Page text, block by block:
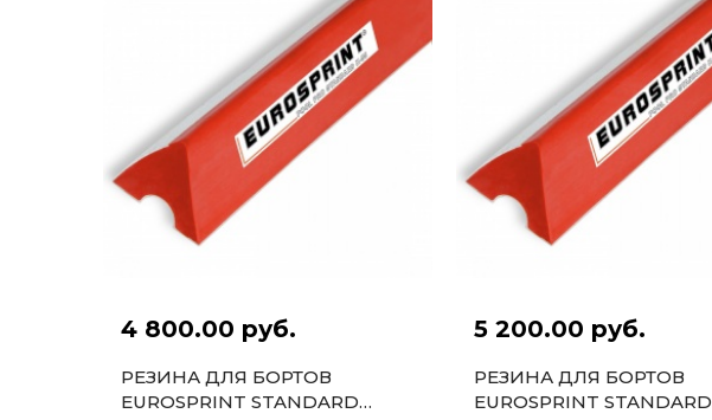
4 800.00 руб.
РЕЗИНА ДЛЯ БОРТОВ
EUROSPRINT STANDARD
5 200.00 руб.
РЕЗИНА ДЛЯ БОРТОВ
EUROSPRINT STANDARD